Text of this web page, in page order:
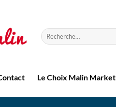
Recherche
pour :
Le Choix Malin Market